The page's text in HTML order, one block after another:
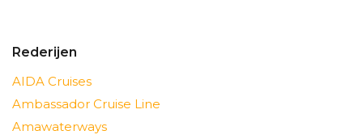
Rederijen
AIDA Cruises
Ambassador Cruise Line
Amawaterways